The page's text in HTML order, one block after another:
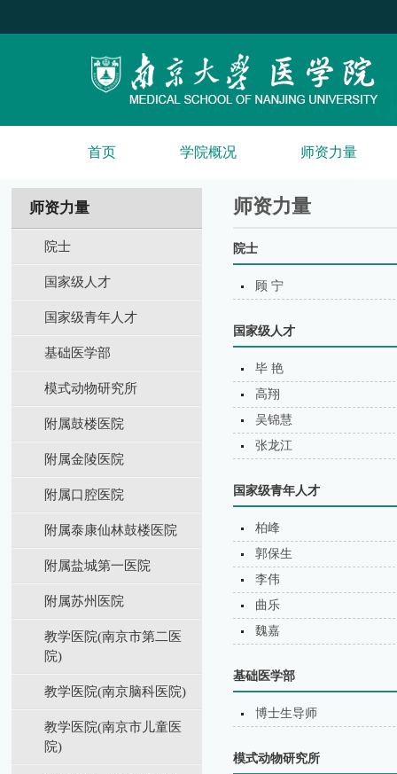
首页 学院概况 师资力量
师资力量
院士
国家级人才
国家级青年人才
基础医学部
模式动物研究所
附属鼓楼医院
附属金陵医院
附属口腔医院
附属泰康仙林鼓楼医院
附属盐城第⼀医院
附属苏州医院
教学医院(南京市第二医
院)
教学医院(南京脑科医院)
教学医院(南京市儿童医
院)
师资力量
院士
顾 宁
国家级人才
毕 艳
高翔
吴锦慧
张龙江
国家级青年人才
柏峰
郭保生
李伟
曲乐
魏嘉
基础医学部
博士生导师
模式动物研究所